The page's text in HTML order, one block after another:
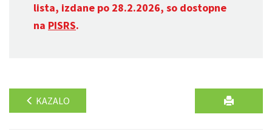
lista, izdane po 28.2.2026, so dostopne
na PISRS.
KAZALO